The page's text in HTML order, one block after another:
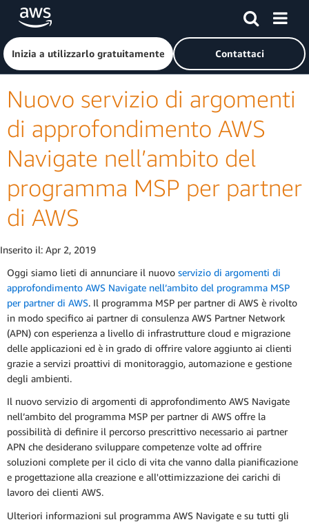
Passa al contenuto principale
Fai clic qui per tornare alla home page di Amazon Web
Inizia a utilizzarlo gratuitamente Contattaci
Nuovo servizio di argomenti
di approfondimento AWS
Navigate nell’ambito del
programma MSP per partner
di AWS
Inserito il: Apr 2, 2019
Oggi siamo lieti di annunciare il nuovo servizio di argomenti di
approfondimento AWS Navigate nell’ambito del programma MSP
per partner di AWS. Il programma MSP per partner di AWS è rivolto
in modo specifico ai partner di consulenza AWS Partner Network
(APN) con esperienza a livello di infrastrutture cloud e migrazione
delle applicazioni ed è in grado di offrire valore aggiunto ai clienti
grazie a servizi proattivi di monitoraggio, automazione e gestione
degli ambienti.
Il nuovo servizio di argomenti di approfondimento AWS Navigate
nell’ambito del programma MSP per partner di AWS offre la
possibilità di definire il percorso prescrittivo necessario ai partner
APN che desiderano sviluppare competenze volte ad offrire
soluzioni complete per il ciclo di vita che vanno dalla pianificazione
e progettazione alla creazione e all'ottimizzazione dei carichi di
lavoro dei clienti AWS.
Ulteriori informazioni sul programma AWS Navigate e su tutti gli